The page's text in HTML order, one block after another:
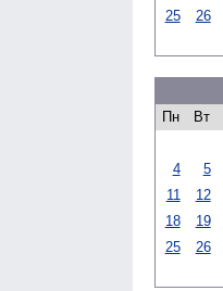
25
26
Пн
Вт
4
5
11
12
18
19
25
26